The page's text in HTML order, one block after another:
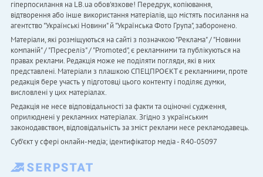
гіперпосилання на LB.ua обов'язкове! Передрук, копіювання,
відтворення або інше використання матеріалів, що містять посилання на
агентство "Українськi Новини" й "Українська Фото Група", заборонено.
Матеріали, які розміщуються на сайті з позначкою "Реклама" / "Новини
компаній" / "Пресреліз" / "Promoted", є рекламними та публікуються на
правах реклами. Редакція може не поділяти погляди, які в них
представлені. Матеріали з плашкою СПЕЦПРОЄКТ є рекламними, проте
редакція бере участь у підготовці цього контенту і поділяє думки,
висловлені у цих матеріалах.
Редакція не несе відповідальності за факти та оціночні судження,
оприлюднені у рекламних матеріалах. Згідно з українським
законодавством, відповідальність за зміст реклами несе рекламодавець.
Cуб'єкт у сфері онлайн-медіа; ідентифікатор медіа - R40-05097